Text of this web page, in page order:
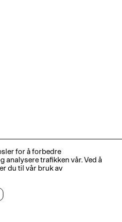
for å forbedre
analysere trafikken vår. Ved å
du til vår bruk av